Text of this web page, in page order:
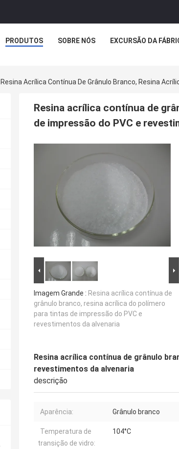
PRODUTOS SOBRE NÓS EXCURSÃO DA
Resina Acrílica Contínua De Grânulo Branco, Resina
Resina acrílica contínua de
de impressão do PVC e
Imagem Grande : Resina acrílica contínua de
grânulo branco, resina acrílica do polímero
para tintas de impressão do PVC e
revestimentos da alvenaria
Resina acrílica contínua de grânulo
revestimentos da alvenaria
descrição
Aparência: Grânulo branco
Temperatura de
transição de vidro:
104°C